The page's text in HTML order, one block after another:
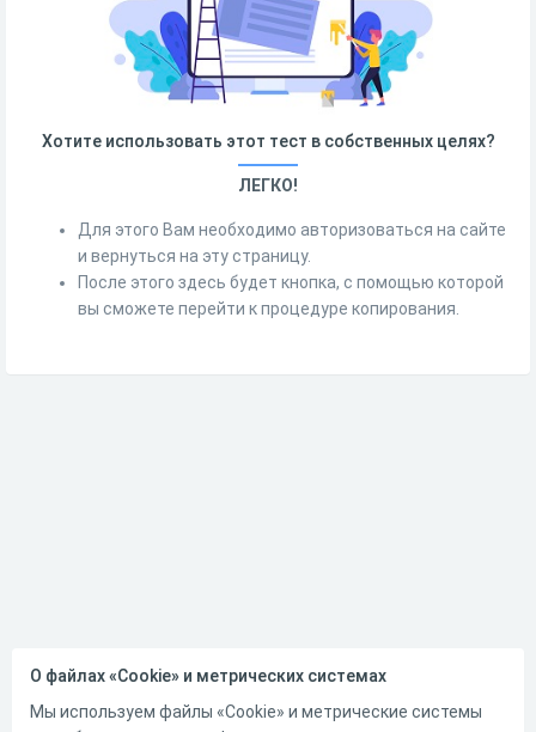
Хотите использовать этот тест в собственных целях?
ЛЕГКО!
Для этого Вам необходимо авторизоваться на сайте
и вернуться на эту страницу.
После этого здесь будет кнопка, с помощью которой
вы сможете перейти к процедуре копирования.
О файлах «Cookie» и метрических системах
Мы используем файлы «Cookie» и метрические системы